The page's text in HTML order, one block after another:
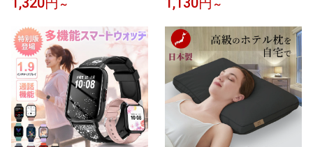
2〜4.5cm対応 排水口 ゴミ受け
ない 排水スムーズ 特許取得済
～
ブ ニトリル 青 白 黒 ニトリル手
療 病院 ニトリルゴム手袋 SS S
M L ニトリル 手袋 介護 手袋 作
業 手袋 使い捨て 送料無料
～